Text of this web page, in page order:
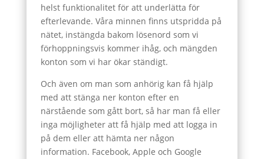
helst funktionalitet för att underlätta för
efterlevande. Våra minnen finns utspridda på
nätet, instängda bakom lösenord som vi
förhoppningsvis kommer ihåg, och mängden
konton som vi har ökar ständigt.
Och även om man som anhörig kan få hjälp
med att stänga ner konton efter en
närstående som gått bort, så har man få eller
inga möjligheter att få hjälp med att logga in
på dem eller att hämta ner någon
information. Facebook, Apple och Google